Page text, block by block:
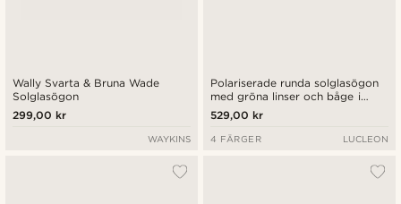
Wally Svarta & Bruna Wade
Solglasögon
299,00 kr
WAYKINS
Polariserade runda solglasögon
med gröna linser och båge i
guldfärgat kirurgiskt stål
529,00 kr
4 FÄRGER LUCLEON